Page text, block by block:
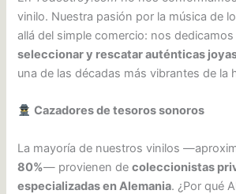
vinilo. Nuestra pasión por la música de
allá del simple comercio: nos dedicamos
seleccionar y rescatar auténticas
una de las décadas más vibrantes de la
Cazadores de tesoros sonoros
La mayoría de nuestros vinilos
80%— provienen decoleccionistas
especializadas en Alemania. ¿Por qué